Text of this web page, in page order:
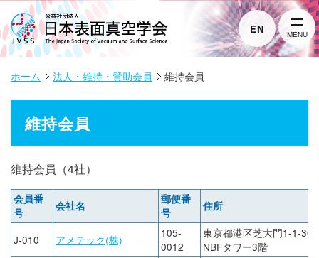
EN MENU
ホーム 法人・維持・賛助会員 維持会員
維持会員
維持会員（4社）
会員番
号
会社名
郵便番
号
住所
J-010 アメテック(株)
105-
0012
東京都港区芝大門1-1-
NBFタワー3階